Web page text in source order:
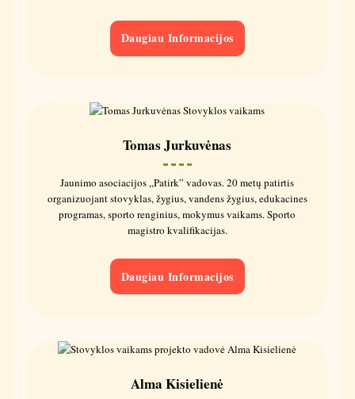
Daugiau Informacijos
Tomas Jurkuvėnas
Jaunimo asociacijos „Patirk” vadovas. 20 metų patirtis
organizuojant stovyklas, žygius, vandens žygius, edukacines
programas, sporto renginius, mokymus vaikams. Sporto
magistro kvalifikacijas.
Daugiau Informacijos
Alma Kisielienė